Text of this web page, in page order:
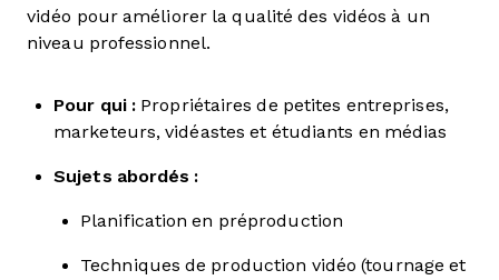
vidéo pour améliorer la qualité des vidéos à un
niveau professionnel.
Pour qui : Propriétaires de petites entreprises,
marketeurs, vidéastes et étudiants en médias
Sujets abordés :
Planification en préproduction
Techniques de production vidéo (tournage et